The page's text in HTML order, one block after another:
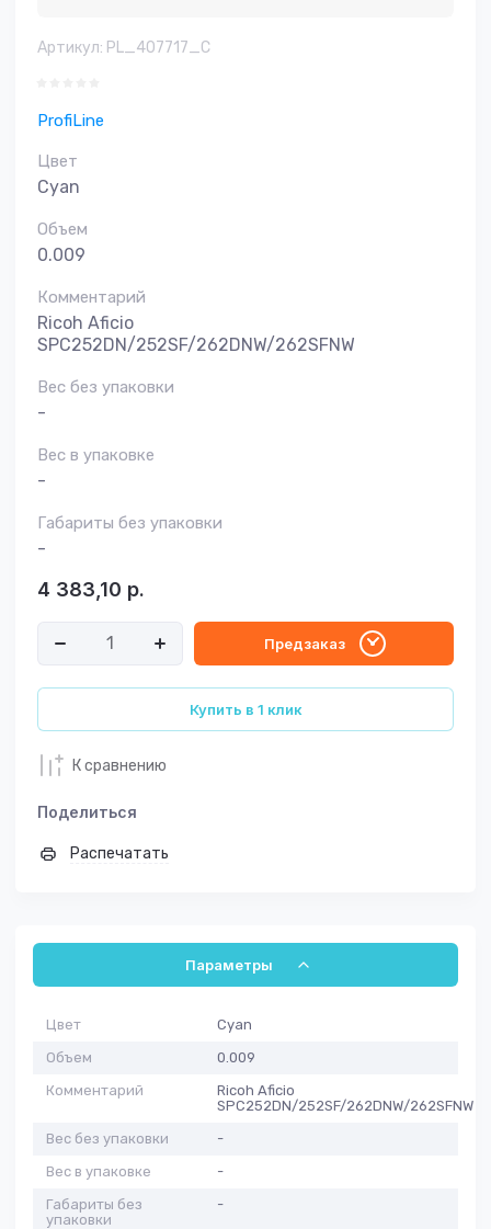
Артикул: PL_407717_C
ProfiLine
Цвет
Cyan
Объем
0.009
Комментарий
Ricoh Aficio
SPC252DN/252SF/262DNW/262SFNW
Вес без упаковки
-
Вес в упаковке
-
Габариты без упаковки
-
4 383,10 р.
Предзаказ
Купить в 1 клик
К сравнению
Поделиться
Распечатать
Параметры
Цвет
Cyan
Объем
0.009
Комментарий
Ricoh Aficio
SPC252DN/252SF/262DNW/262SFNW
Вес без упаковки
-
Вес в упаковке
-
Габариты без
упаковки
-